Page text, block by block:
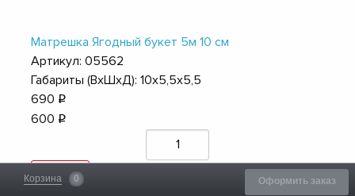
Матрешка Ягодный букет 5м 10 см
Артикул: 05562
Габариты (ВхШхД): 10х5,5х5,5
690 q
600 q
Купить
Корзина 0 Оформить заказ